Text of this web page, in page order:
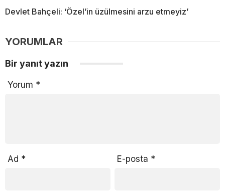
Devlet Bahçeli: ‘Özel’in üzülmesini arzu etmeyiz’
YORUMLAR
Bir yanıt yazın
Yorum *
Ad * E-posta *